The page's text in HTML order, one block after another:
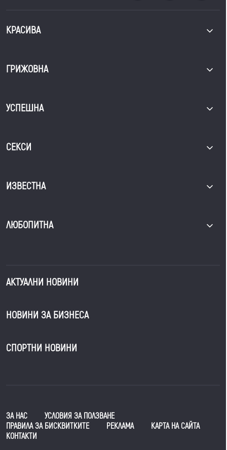
КРАСИВА
ГРИЖОВНА
УСПЕШНА
СЕКСИ
ИЗВЕСТНА
ЛЮБОПИТНА
АКТУАЛНИ НОВИНИ
НОВИНИ ЗА БИЗНЕСА
СПОРТНИ НОВИНИ
ЗА НАС
УСЛОВИЯ ЗА ПОЛЗВАНЕ
ПРАВИЛА ЗА БИСКВИТКИТЕ
РЕКЛАМА
КАРТА НА САЙТА
КОНТАКТИ